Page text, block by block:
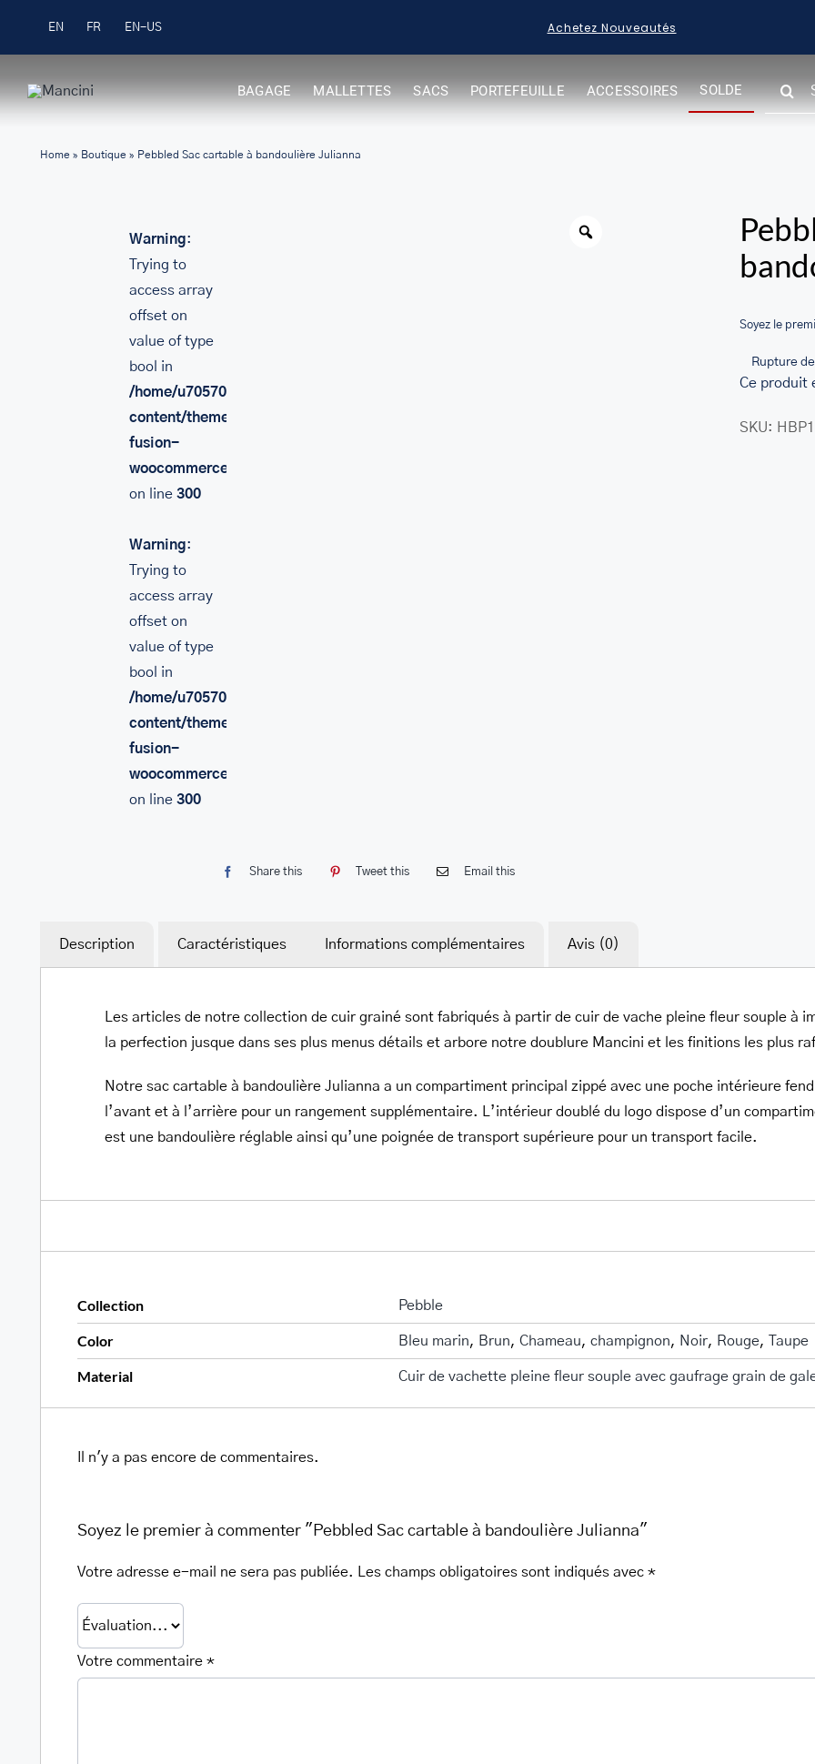
EN FR Livraison gratuite pour les commandes 99 $ + Achetez Nouveautés
BAGAGE MALLETTES SACS PORTEFEUILLE ACCESSOIRES SOLDE
FOR:
Home» Boutique» Pebbled Sac cartable à bandoulière Julianna
Warning:
Trying to
access array
offset on
value of type
bool in
/home/u705708840/domains/mancinileather.com/public_html/wp-
content/themes/Avada/includes/lib/inc/class-
fusion-
woocommerce.php
on line 300
Warning:
Trying to
access array
offset on
value of type
bool in
/home/u705708840/domains/mancinileather.com/public_html/wp-
content/themes/Avada/includes/lib/inc/class-
fusion-
woocommerce.php
on line 300
Share this Tweet this Email this
Soyez le
Rupture
Ce produit
SKU:
Description Caractéristiques Informations complémentaires Avis (0)
Les articles de notre collection de cuir grainé sont fabriqués à partir de cuir de vache pleine fleur souple à
la perfection jusque dans ses plus menus détails et arbore notre doublure Mancini et les finitions les plus
Notre sac cartable à bandoulière Julianna a un compartiment principal zippé avec une poche intérieure
l’avant et à l’arrière pour un rangement supplémentaire. L’intérieur doublé du logo dispose d’un
est une bandoulière réglable ainsi qu’une poignée de transport supérieure pour un transport facile.
Collection Pebble
Color Bleu marin, Brun, Chameau, champignon, Noir, Rouge, Taupe
Material Cuir de vachette pleine fleur souple avec gaufrage grain de
Il n'y a pas encore de commentaires.
Soyez le premier à commenter "Pebbled Sac cartable à bandoulière Julianna"
Votre adresse e-mail ne sera pas publiée. Les champs obligatoires sont indiqués avec *
Votre commentaire *